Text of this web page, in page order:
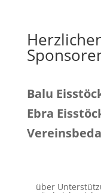
Balu
Ebra
über